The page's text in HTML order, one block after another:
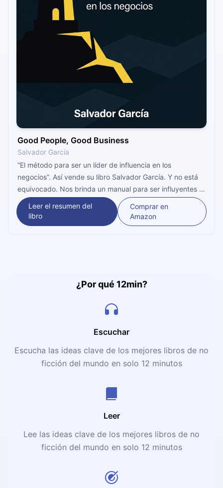
Good People, Good Business
Salvador García
“El método para ser un líder de influencia en los
negocios”. Así vende su libro Salvador García. Y no está
equivocado. Nos brinda un manual para ser influyentes y
estudia las cualidades del interior de las personas y cómo
se miden.
Leer el resumen del
libro
Comprar en
Amazon
¿Por qué 12min?
Escuchar
Escucha las ideas clave de los mejores libros de no
ficción del mundo en solo 12 minutos
Leer
Lee las ideas clave de los mejores libros de no
ficción del mundo en solo 12 minutos